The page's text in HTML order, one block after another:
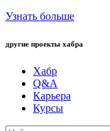
Узнать больше
другие проекты хабра
Хабр
Q&A
Карьера
Курсы